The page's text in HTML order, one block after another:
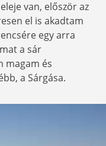
van, először az
el is akadtam
egy arra
a sár
magam és
a Sárgása.